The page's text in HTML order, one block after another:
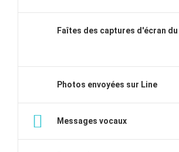
Faîtes des captures d'écran
Photos envoyées sur Line
Messages vocaux